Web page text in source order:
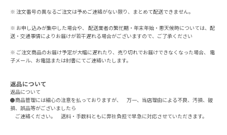
※ 注文番号の異なるご注文は予めご連絡がない限り、まとめて配送できません。
※ お申し込みが集中した場合や、 配送業者の繁忙期・年末年始・悪天候時については、配
送・交通事情によりお届けが若干遅れる場合がございますので、ご了承ください
※ ご注文商品のお届け予定が大幅に遅れたり、売り切れでお届けできなくなった場合、 電
子メール、お電話または封書にてご連絡いたします。
返品について
返品について
●商品管理には細心の注意を払っておりますが、 万一、当店理由による不良、汚損、破
損、誤品等がございましたら
ご連絡ください。 送料・手数料ともに弊社負担で早急に対応させていただきます。